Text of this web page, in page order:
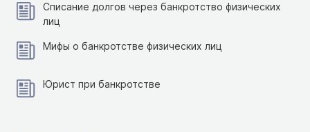
Списание долгов через банкротство физических
лиц
Мифы о банкротстве физических лиц
Юрист при банкротстве